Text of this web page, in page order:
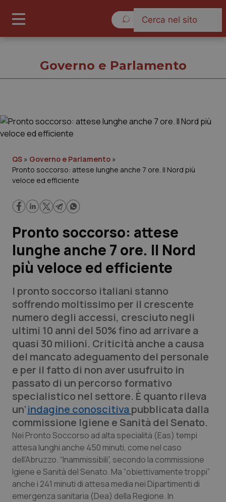
Governo e Parlamento
Regioni e Asl
Lavoro e Professioni
Scienza e Farmaci
Studi e Analisi
Lettere al direttore
Edizioni Regionali
QS Pro
Professionisti Sanitari.AI
Abruzzo
Basilicata
Calabria
Campania
QS Pro Gold
Artrite & artrosi
Asma & BPCO
Car-T
QS Club Newsletter
Governo e Parlamento
QS » Governo e Parlamento »
Pronto soccorso: attese lunghe anche 7 ore. Il Nord più
veloce ed efficiente
Pronto soccorso: attese
lunghe anche 7 ore. Il Nord
più veloce ed efficiente
I pronto soccorso italiani stanno
soffrendo moltissimo per il crescente
numero degli accessi, cresciuto negli
ultimi 10 anni del 50% fino ad arrivare a
quasi 30 milioni. Criticità anche a causa
del mancato adeguamento del personale
e per il fatto di non aver usufruito in
passato di un percorso formativo
specialistico nel settore. È quanto rileva
un’indagine conoscitivapubblicata dalla
commissione Igiene e Sanità del Senato.
Nei Pronto Soccorso ad alta specialità (Eas) tempi
attesa lunghi anche 450 minuti, come nel caso
dell’Abruzzo. “Inammissibili”, secondo la commissione
Igiene e Sanità del Senato. Ma “obiettivamente troppi”
anche i 241 minuti di attesa media nei Dipartimenti di
emergenza sanitaria (Dea) della Regione. In